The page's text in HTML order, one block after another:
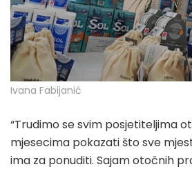
Ivana Fabijanić
“Trudimo se svim posjetiteljima
mjesecima pokazati što sve
ima za ponuditi. Sajam otočnih